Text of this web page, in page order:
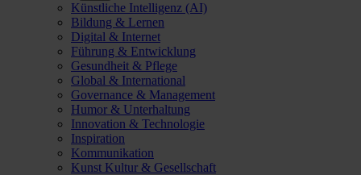
Künstliche Intelligenz (AI)
Bildung & Lernen
Digital & Internet
Führung & Entwicklung
Gesundheit & Pflege
Global & International
Governance & Management
Humor & Unterhaltung
Innovation & Technologie
Inspiration
Kommunikation
Kunst Kultur & Gesellschaft